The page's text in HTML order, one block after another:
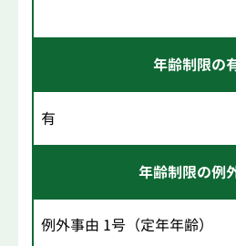
年齢制限の
有
年齢制限の例
例外事由 1号（定年年齢）